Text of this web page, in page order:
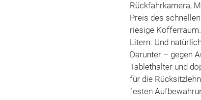
Rückfahrkamera,
Preis des
riesige
Litern. Und
Darunter – gegen
Tablethalter und
für die
festen